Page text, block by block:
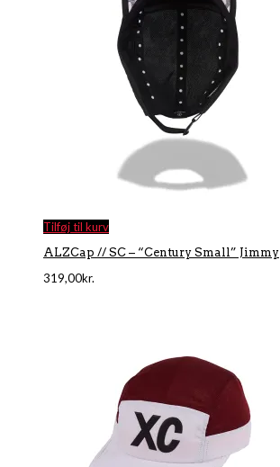
Tilføj til kurv
ALZCap // SC – “Century Small” Jimmy
319,00kr.